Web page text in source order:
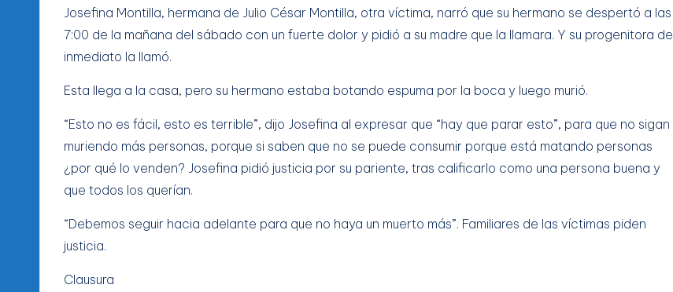
Josefina Montilla, hermana de Julio César Montilla, otra víctima, narró que su hermano se despertó a las
7:00 de la mañana del sábado con un fuerte dolor y pidió a su madre que la llamara. Y su progenitora de
inmediato la llamó.
Esta llega a la casa, pero su hermano estaba botando espuma por la boca y luego murió.
“Esto no es fácil, esto es terrible”, dijo Josefina al expresar que “hay que parar esto”, para que no sigan
muriendo más personas, porque si saben que no se puede consumir porque está matando personas
¿por qué lo venden? Josefina pidió justicia por su pariente, tras calificarlo como una persona buena y
que todos los querían.
“Debemos seguir hacia adelante para que no haya un muerto más”. Familiares de las víctimas piden
justicia.
Clausura